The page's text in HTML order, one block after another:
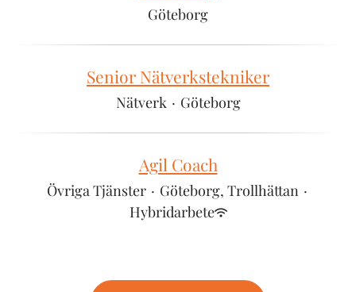
Göteborg
Senior Nätverkstekniker
Nätverk · Göteborg
Agil Coach
Övriga Tjänster · Göteborg, Trollhättan ·
Hybridarbete